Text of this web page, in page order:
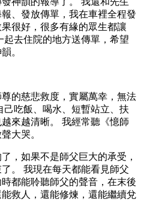
、發放傳單，我在車裡全程發
很好，很多有緣的眾生都讓
去住院的地方送傳單，希望
。
的慈悲救度，實屬萬幸，無法
吃飯、喝水、短暫站立、扶
來越清晰。 我經常聽《憶師
大哭。
，如果不是師父巨大的承受，
。 我現在每天都能看見師父
都能聆聽師父的聲音，在末後
救人，還能修煉，還能繼續兌